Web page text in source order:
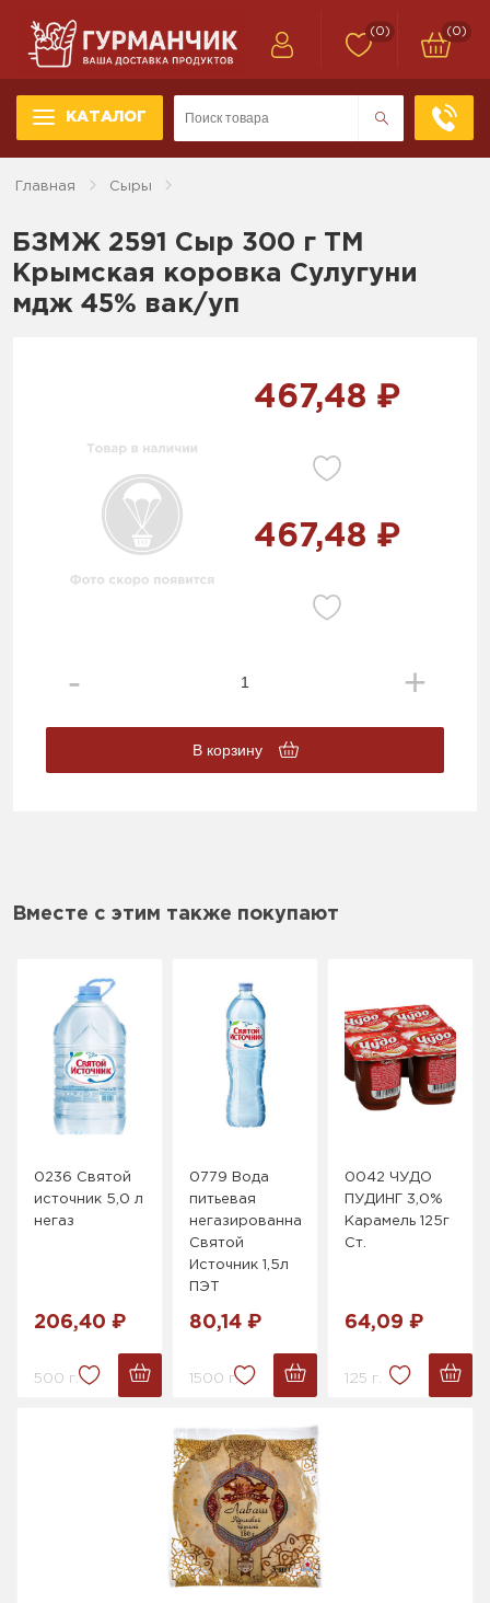
КАТАЛОГ
(0) (0)
Главная Сыры
БЗМЖ 2591 Сыр 300 г ТМ
Крымская коровка Сулугуни
мдж 45% вак/уп
467,48 ₽
467,48 ₽
В корзину
Вместе с этим также покупают
0236 Святой
источник 5,0 л
негаз
206,40 ₽
500 г.
0779 Вода
питьевая
негазированная
Святой
Источник 1,5л
ПЭТ
80,14 ₽
1500 г.
0042 ЧУДО
ПУДИНГ 3,0%
Карамель 125г
Ст.
64,09 ₽
125 г.